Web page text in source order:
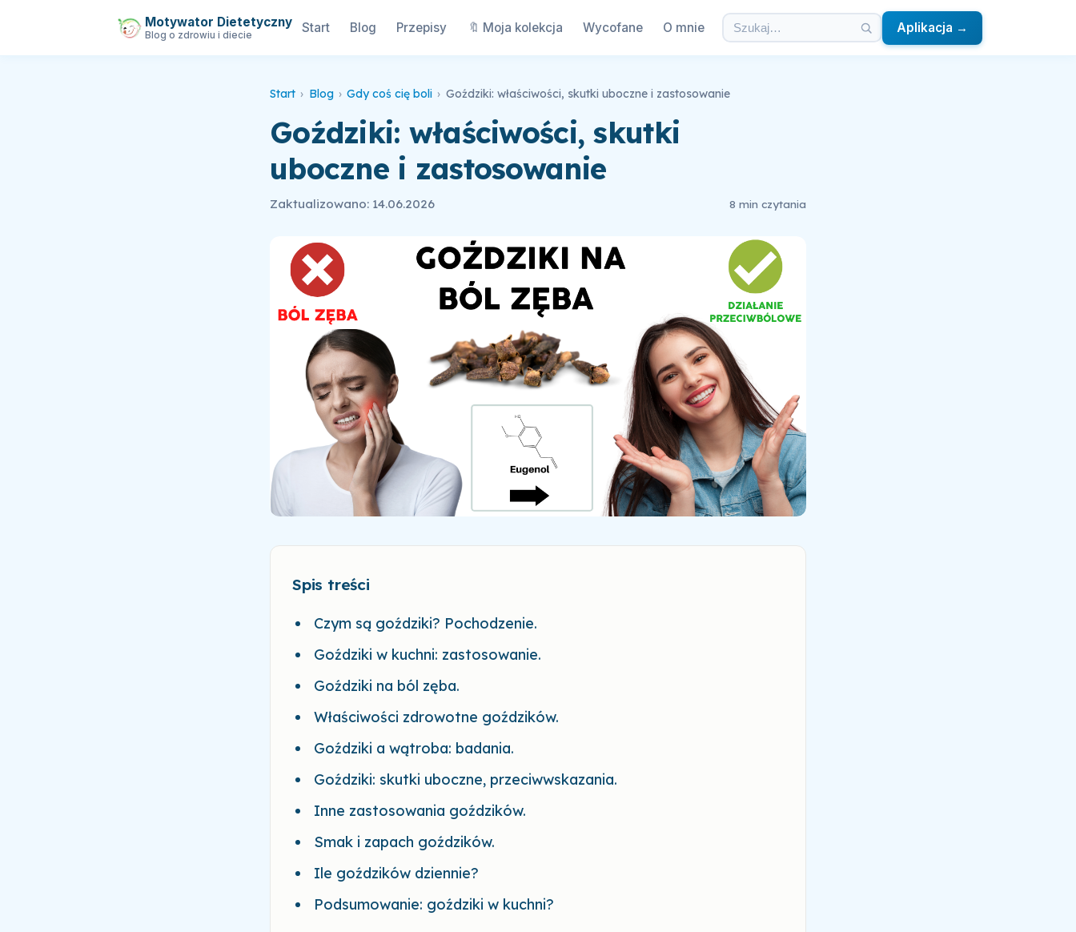
Motywator Dietetyczny
Blog o zdrowiu i diecie Start Blog Przepisy 🔖 Moja kolekcja Wycofane O mnie Aplikacja →
Start › Blog › Gdy coś cię boli › Goździki: właściwości, skutki uboczne i zastosowanie
Goździki: właściwości, skutki
uboczne i zastosowanie
Zaktualizowano: 14.06.2026 8 min czytania
Spis treści
Czym są goździki? Pochodzenie.
Goździki w kuchni: zastosowanie.
Goździki na ból zęba.
Właściwości zdrowotne goździków.
Goździki a wątroba: badania.
Goździki: skutki uboczne, przeciwwskazania.
Inne zastosowania goździków.
Smak i zapach goździków.
Ile goździków dziennie?
Podsumowanie: goździki w kuchni?